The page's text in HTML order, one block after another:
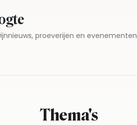
proeverijen en evenementen
Thema's